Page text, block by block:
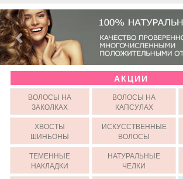
АКЦИИ
ВОЛОСЫ НА
ЗАКОЛКАХ
ВОЛОСЫ НА
КАПСУЛАХ
ХВОСТЫ
ШИНЬОНЫ
ИСКУССТВЕННЫЕ
ВОЛОСЫ
ТЕМЕННЫЕ
НАКЛАДКИ
НАТУРАЛЬНЫЕ
ЧЕЛКИ